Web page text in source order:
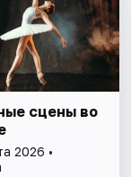
сцены во
2026 •